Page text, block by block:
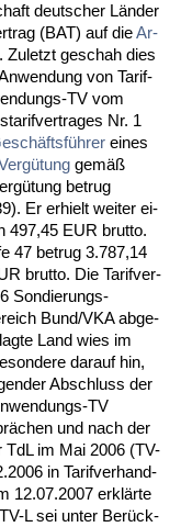
deut­scher Länder
(BAT) auf dieAr­
Zu­letzt ge­schah dies
von Ta­rif­
TV vom
Nr. 1
ei­nes
gemäß
be­trug
Er er­hielt wei­ter ei­
497,45 EUR brut­to.
47 be­trug 3.787,14
brut­to. Die Ta­rif­ver­
Son­die­rungs­
Bund/VKA ab­ge­
Land wies im
dar­auf hin,
Ab­schluss der
TV
und nach der
im Mai 2006 (TV-
in Ta­rif­ver­hand­
12.07.2007 erklärte
L sei un­ter Berück­